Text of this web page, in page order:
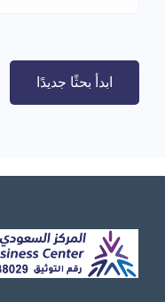
ابدأ بحثًا جديدًا